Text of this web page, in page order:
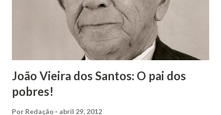
João Vieira dos Santos: O pai dos
pobres!
Por Redação abril 29, 2012